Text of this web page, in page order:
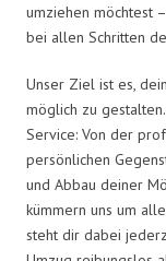
umziehen möchtest
bei allen Schritten
Unser Ziel ist es,
möglich zu
Service: Von der
persönlichen
und Abbau deiner
kümmern uns um
steht dir dabei